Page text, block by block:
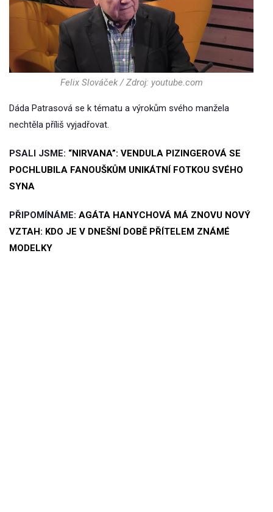
Felix Slováček / Zdroj: youtube.com
Dáda Patrasová se k tématu a výrokům svého manžela
nechtěla příliš vyjadřovat.
PSALI JSME: “NIRVANA”: VENDULA PIZINGEROVÁ SE
POCHLUBILA FANOUŠKŮM UNIKÁTNÍ FOTKOU SVÉHO
SYNA
PŘIPOMÍNÁME: AGÁTA HANYCHOVÁ MÁ ZNOVU NOVÝ
VZTAH: KDO JE V DNEŠNÍ DOBĚ PŘÍTELEM ZNÁMÉ
MODELKY